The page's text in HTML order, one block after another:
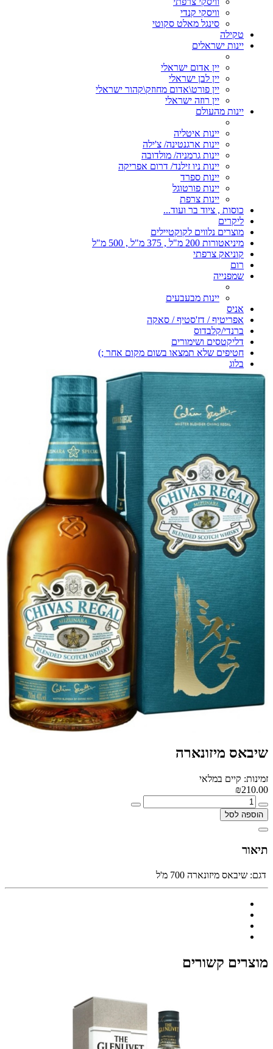
וויסקי קנדי
סינגל מאלט סקוטי
טקילה
יינות ישראלים
יין אדום ישראלי
יין לבן ישראלי
יין פורט\אדום מחוזק\קהור ישראלי
יין רוזה ישראלי
יינות מהעולם
יינות איטליה
יינות ארגנטינה/ צ'ילה
יינות גרמניה/ מולדובה
יינות ניו זילנד/ דרום אפריקה
יינות ספרד
יינות פורטוגל
יינות צרפת
כוסות , ציוד בר ועוד...
ליקרים
מוצרים נלווים לקוקטיילים
מיניאטורות 200 מ"ל , 375 מ"ל , 500 מ"ל
קוניאק צרפתי
רום
שמפנייה
יינות מבעבעים
אניס
אפריטיף / דז'סטיף / סאקה
ברנדי/קלבדוס
דליקטסים ושימורים
חטיפים שלא תמצאו בשום מקום אחר ;)
בלוג
שיבאס מיזונארה
זמינות: קיים במלאי
₪210.00
הוספה לסל
תיאור
דגם: שיבאס מיזונארה 700 מ'ל
מוצרים קשורים